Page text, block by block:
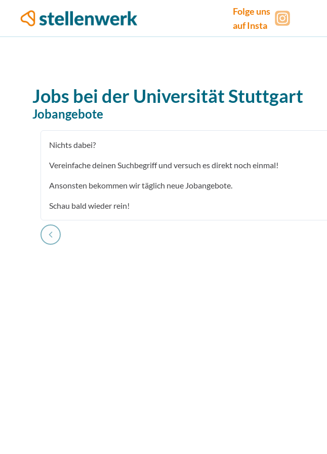
Folge uns
auf Insta
Jobs bei der Universität Stuttgart
Jobangebote
Nichts dabei?
Vereinfache deinen Suchbegriff und versuch es direkt noch einmal!
Ansonsten bekommen wir täglich neue Jobangebote.
Schau bald wieder rein!